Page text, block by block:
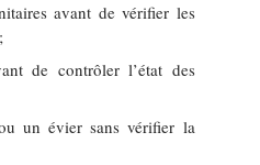
avant de vérifier les
de contrôler l’état des
un évier sans vérifier la